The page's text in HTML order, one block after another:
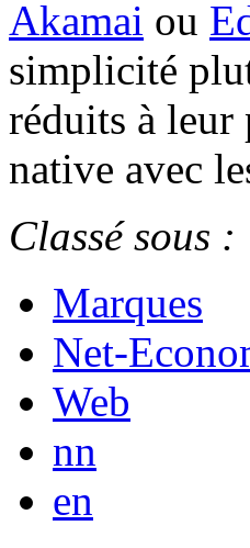
Akamai ou
simplicité
réduits à leur
native avec
Classé sous :
Marques
Net-
Web
nn
en